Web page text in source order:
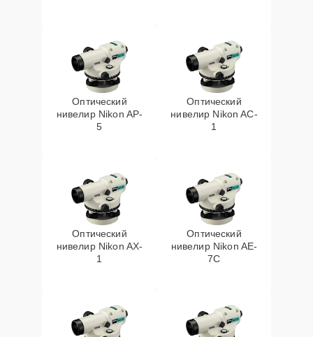
Оптический
нивелир Nikon AP-
5
Оптический
нивелир Nikon AC-
1
Оптический
нивелир Nikon AX-
1
Оптический
нивелир Nikon AE-
7C